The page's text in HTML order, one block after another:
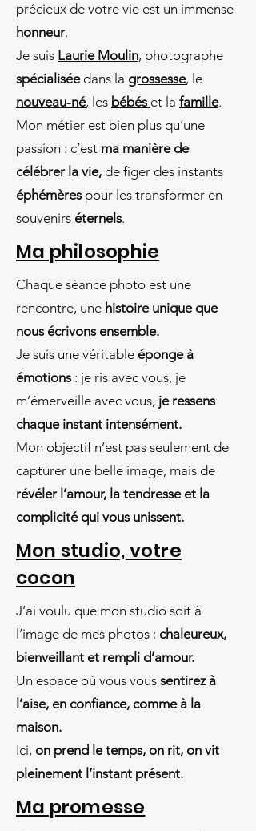
précieux de votre vie est un immense
honneur.
Je suis Laurie Moulin, photographe
spécialisée dans la grossesse, le
nouveau-né, les bébés et la famille.
Mon métier est bien plus qu’une
passion : c’est ma manière de
célébrer la vie, de figer des instants
éphémères pour les transformer en
souvenirs éternels.
Ma philosophie
Chaque séance photo est une
rencontre, une histoire unique que
nous écrivons ensemble.
Je suis une véritable éponge à
émotions: je ris avec vous, je
m’émerveille avec vous, je ressens
chaque instant intensément.
Mon objectif n’est pas seulement de
capturer une belle image, mais de
révéler l’amour, la tendresse et la
complicité qui vous unissent.
Mon studio, votre
cocon
J’ai voulu que mon studio soit à
l’image de mes photos : chaleureux,
bienveillant et rempli d’amour.
Un espace où vous vous sentirez à
l’aise, en confiance, comme à la
maison.
Ici, on prend le temps, on rit, on vit
pleinement l’instant présent.
Ma promesse